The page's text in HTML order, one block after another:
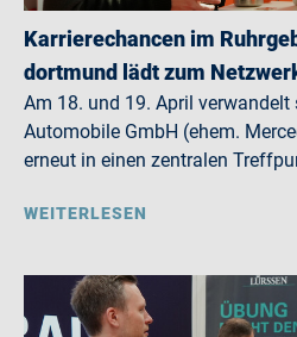
Karrierechancen im
dortmund lädt zum
Am 18. und 19. April
Automobile GmbH (ehem.
erneut in einen zentralen
WEITERLESEN